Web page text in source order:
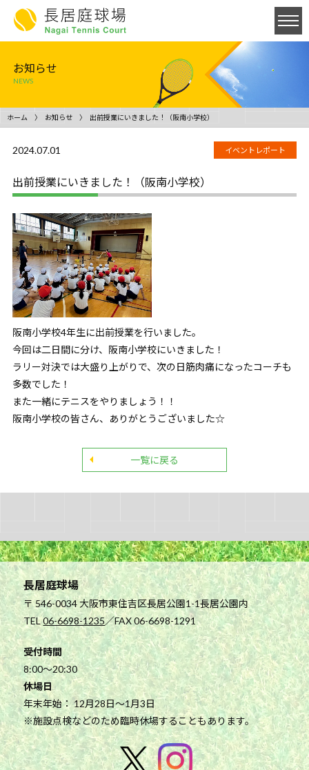
お知らせ
NEWS
ホーム お知らせ 出前授業にいきました！（阪南小学校）
2024.07.01 イベントレポート
出前授業にいきました！（阪南小学校）
阪南小学校4年生に出前授業を行いました。
今回は二日間に分け、阪南小学校にいきました！
ラリー対決では大盛り上がりで、次の日筋肉痛になったコーチも
多数でした！
また一緒にテニスをやりましょう！！
阪南小学校の皆さん、ありがとうございました☆
一覧に戻る
長居庭球場
〒 546-0034 大阪市東住吉区長居公園1-1長居公園内
TEL06-6698-1235／FAX 06-6698-1291
受付時間
8:00～20:30
休場日
年末年始： 12月28日～1月3日
※施設点検などのため臨時休場することもあります。